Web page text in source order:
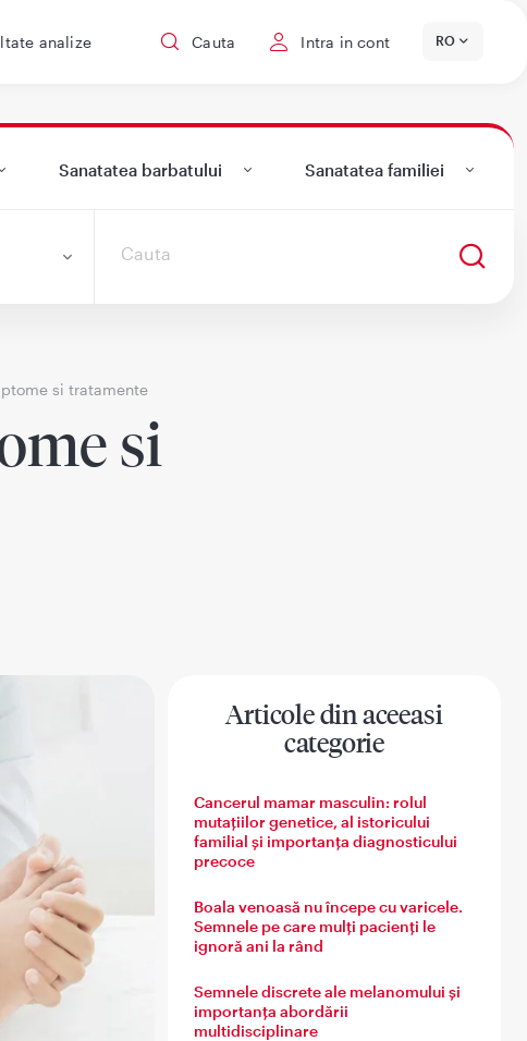
analize Cauta Intra in cont RO
Sanatatea barbatului Sanatatea familiei
si tratamente
si
Articole din aceeasi
categorie
Cancerul mamar masculin: rolul
mutațiilor genetice, al istoricului
familial și importanța diagnosticului
precoce
Boala venoasă nu începe cu varicele.
Semnele pe care mulți pacienți le
ignoră ani la rând
Semnele discrete ale melanomului și
importanța abordării
multidisciplinare